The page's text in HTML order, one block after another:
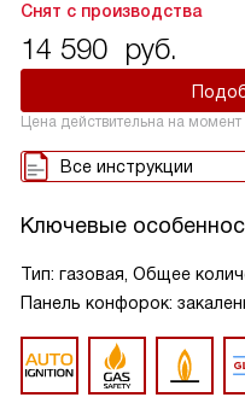
Снят с производства
14 590 руб.
Цена действительна на
Все инструкции
Ключевые
Тип: газовая, Общее
Панель конфорок: